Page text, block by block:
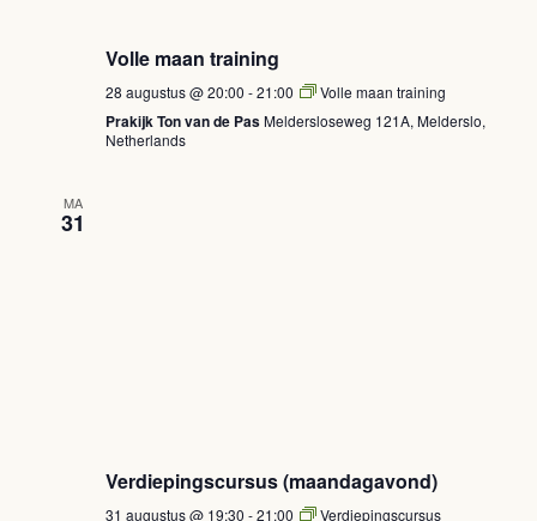
Volle maan training
28 augustus @ 20:00 -21:00 Volle maan training
Prakijk Ton van de PasMeldersloseweg 121A, Melderslo,
Netherlands
MA
31
Verdiepingscursus (maandagavond)
31 augustus @ 19:30 -21:00
Verdiepingscursus